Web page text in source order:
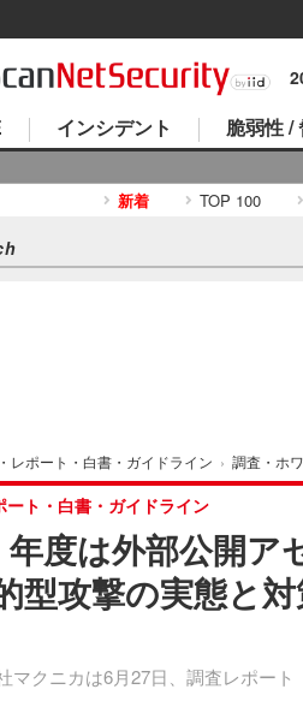
インシデント 脆弱性 /
新着 TOP 100
レポート・白書・ガイドライン › 調査・ホ
度は外部公開ア
型攻撃の実態と
マクニカは6月27日、調査レポート
ート・白書・ガイドライン